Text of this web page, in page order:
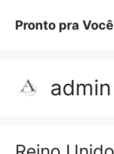
Pronto pra Você
admin